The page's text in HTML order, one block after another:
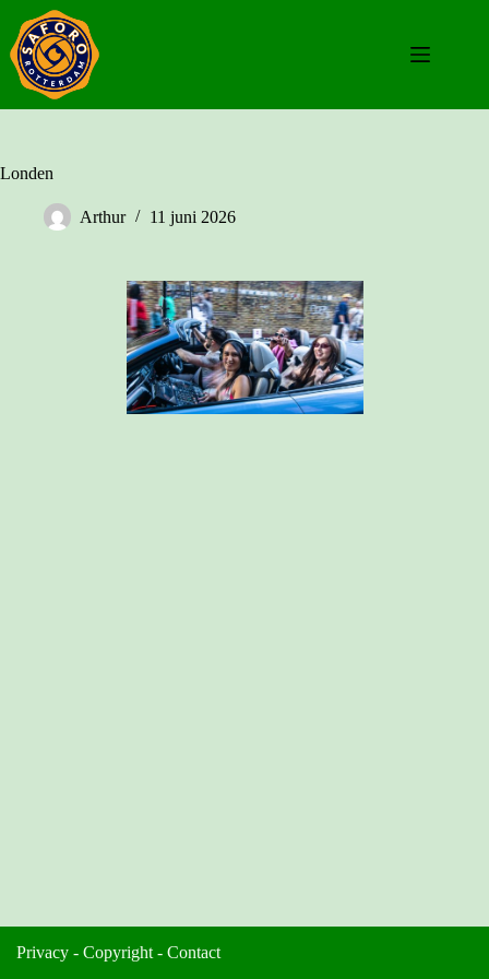
naar
de
inhoud
Londen
Arthur 11 juni 2026
Privacy - Copyright - Contact